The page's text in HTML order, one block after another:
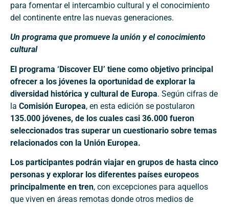
para fomentar el intercambio cultural y el conocimiento
del continente entre las nuevas generaciones.
Un programa que promueve la unión y el conocimiento
cultural
El programa ‘Discover EU’ tiene como objetivo principal
ofrecer a los jóvenes la oportunidad de explorar la
diversidad histórica y cultural de Europa. Según cifras de
la Comisión Europea, en esta edición se postularon
135.000 jóvenes, de los cuales casi 36.000 fueron
seleccionados tras superar un cuestionario sobre temas
relacionados con la Unión Europea.
Los participantes podrán viajar en grupos de hasta cinco
personas y explorar los diferentes países europeos
principalmente en tren, con excepciones para aquellos
que viven en áreas remotas donde otros medios de